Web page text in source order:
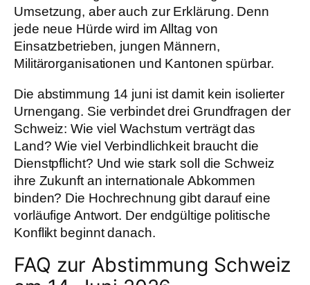
Umsetzung, aber auch zur Erklärung. Denn
jede neue Hürde wird im Alltag von
Einsatzbetrieben, jungen Männern,
Militärorganisationen und Kantonen spürbar.
Die abstimmung 14 juni ist damit kein isolierter
Urnengang. Sie verbindet drei Grundfragen der
Schweiz: Wie viel Wachstum verträgt das
Land? Wie viel Verbindlichkeit braucht die
Dienstpflicht? Und wie stark soll die Schweiz
ihre Zukunft an internationale Abkommen
binden? Die Hochrechnung gibt darauf eine
vorläufige Antwort. Der endgültige politische
Konflikt beginnt danach.
FAQ zur Abstimmung Schweiz